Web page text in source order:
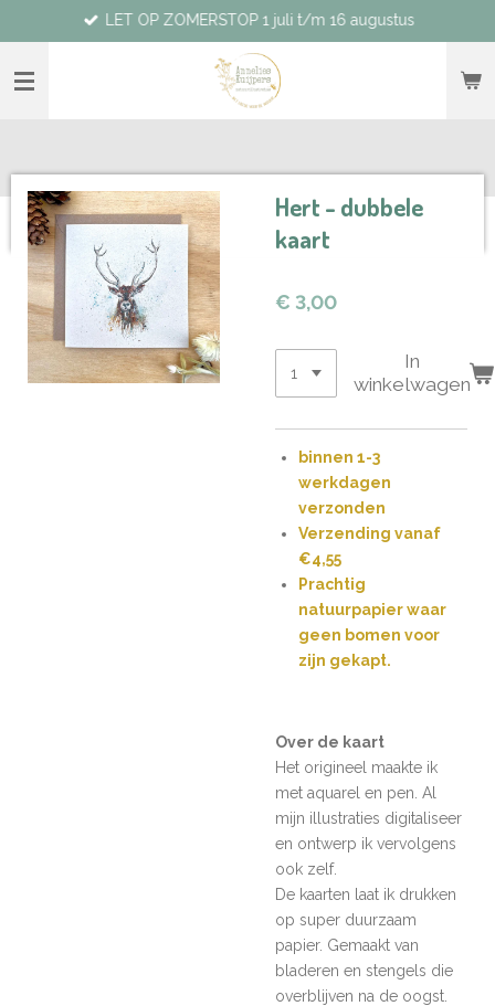
direct
naar
hoofdinhoud
LET OP ZOMERSTOP 1 juli t/m 16 augustus
Hert - dubbele
kaart
€ 3,00
In
winkelwagen
binnen 1-3
werkdagen
verzonden
Verzending vanaf
€4,55
Prachtig
natuurpapier waar
geen bomen voor
zijn gekapt.
Over de kaart
Het origineel maakte ik
met aquarel en pen. Al
mijn illustraties digitaliseer
en ontwerp ik vervolgens
ook zelf.
De kaarten laat ik drukken
op super duurzaam
papier. Gemaakt van
bladeren en stengels die
overblijven na de oogst.